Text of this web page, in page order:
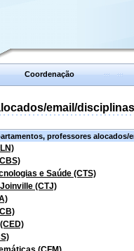
Coordenação
email/
professores alocados/
e Saúde (CTS)
(CTJ)